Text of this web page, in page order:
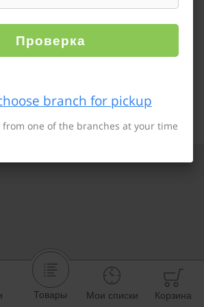
Товары Мои списки Корзина
Проверка
branch for pickup
one of the branches at your time